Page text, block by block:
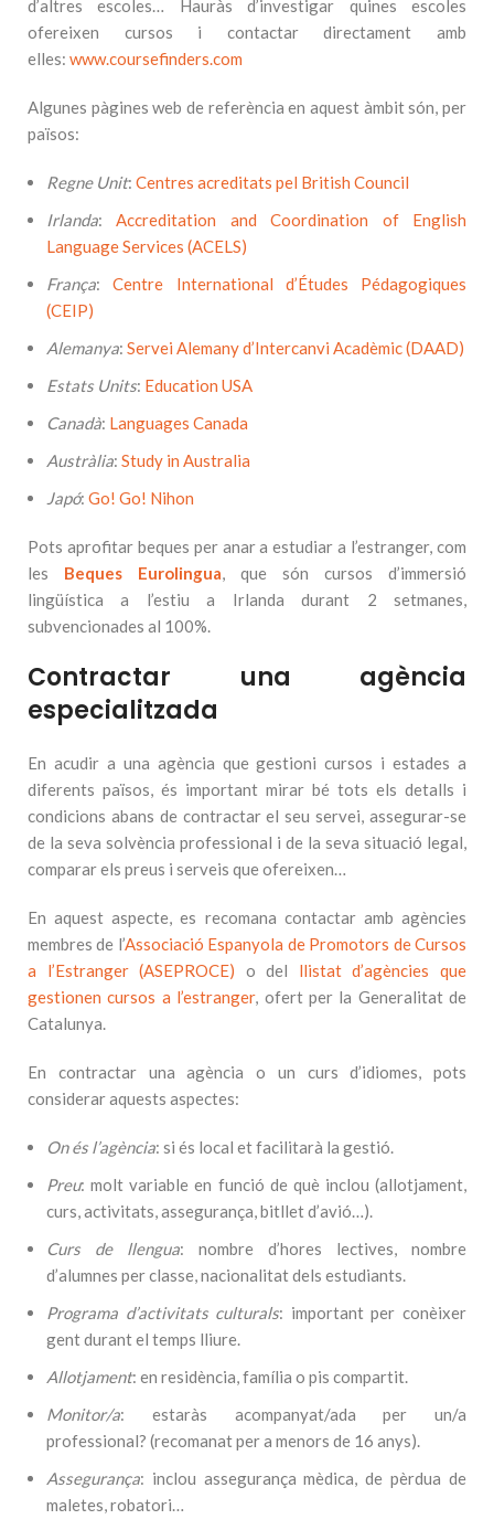
d’altres escoles… Hauràs d’investigar quines escoles
ofereixen cursos i contactar directament amb
elles: www.coursefinders.com
Algunes pàgines web de referència en aquest àmbit són, per
països:
Regne Unit: Centres acreditats pel British Council
Irlanda:Accreditation and Coordination of English
Language Services (ACELS)
França:Centre International d’Études Pédagogiques
(CEIP)
Alemanya: Servei Alemany d’Intercanvi Acadèmic (DAAD)
Estats Units: Education USA
Canadà: Languages Canada
Austràlia: Study in Australia
Japó: Go! Go! Nihon
Pots aprofitar beques per anar a estudiar a l’estranger, com
les Beques Eurolingua, que són cursos d’immersió
lingüística a l’estiu a Irlanda durant 2 setmanes,
subvencionades al 100%.
Contractar una agència
especialitzada
En acudir a una agència que gestioni cursos i estades a
diferents països, és important mirar bé tots els detalls i
condicions abans de contractar el seu servei, assegurar-se
de la seva solvència professional i de la seva situació legal,
comparar els preus i serveis que ofereixen…
En aquest aspecte, es recomana contactar amb agències
membres de l’Associació Espanyola de Promotors de Cursos
a l’Estranger (ASEPROCE) o del llistat d’agències que
gestionen cursos a l’estranger, ofert per la Generalitat de
Catalunya.
En contractar una agència o un curs d’idiomes, pots
considerar aquests aspectes:
On és l’agència: si és local et facilitarà la gestió.
Preu: molt variable en funció de què inclou (allotjament,
curs, activitats, assegurança, bitllet d’avió…).
Curs de llengua: nombre d’hores lectives, nombre
d’alumnes per classe, nacionalitat dels estudiants.
Programa d’activitats culturals: important per conèixer
gent durant el temps lliure.
Allotjament: en residència, família o pis compartit.
Monitor/a: estaràs acompanyat/ada per un/a
professional? (recomanat per a menors de 16 anys).
Assegurança: inclou assegurança mèdica, de pèrdua de
maletes, robatori…